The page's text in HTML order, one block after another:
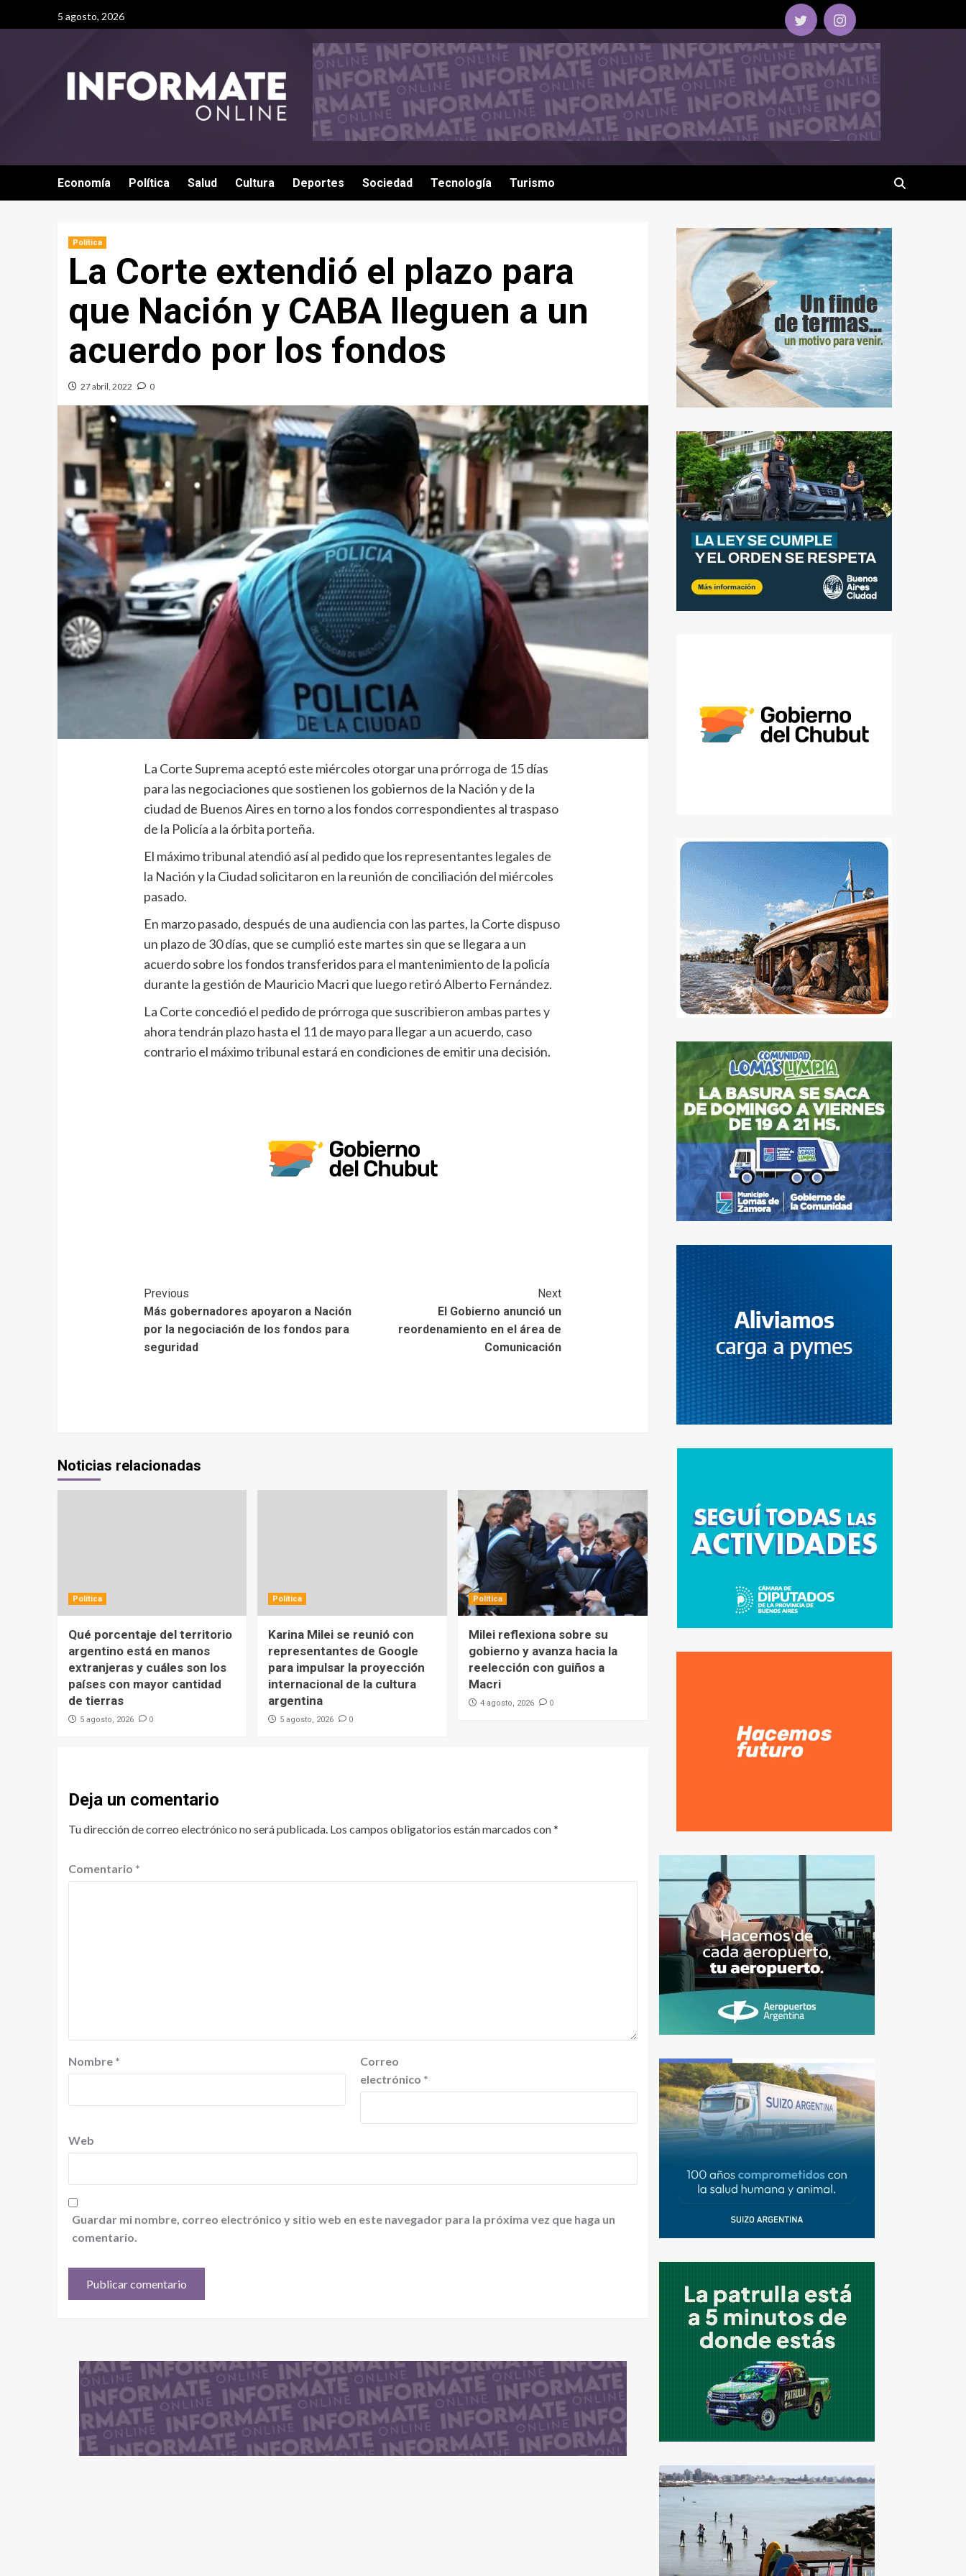
5 agosto, 2026
Economía Política Salud Cultura Deportes Sociedad Tecnología Turismo
Política
La Corte extendió el plazo para
que Nación y CABA lleguen a un
acuerdo por los fondos
27 abril, 2022 0
La Corte Suprema aceptó este miércoles otorgar una prórroga de 15 días
para las negociaciones que sostienen los gobiernos de la Nación y de la
ciudad de Buenos Aires en torno a los fondos correspondientes al traspaso
de la Policía a la órbita porteña.
El máximo tribunal atendió así al pedido que los representantes legales de
la Nación y la Ciudad solicitaron en la reunión de conciliación del miércoles
pasado.
En marzo pasado, después de una audiencia con las partes, la Corte dispuso
un plazo de 30 días, que se cumplió este martes sin que se llegara a un
acuerdo sobre los fondos transferidos para el mantenimiento de la policía
durante la gestión de Mauricio Macri que luego retiró Alberto Fernández.
La Corte concedió el pedido de prórroga que suscribieron ambas partes y
ahora tendrán plazo hasta el 11 de mayo para llegar a un acuerdo, caso
contrario el máximo tribunal estará en condiciones de emitir una decisión.
Previous
Más gobernadores apoyaron a Nación
por la negociación de los fondos para
seguridad
Next
El Gobierno anunció un
reordenamiento en el área de
Comunicación
Noticias relacionadas
Política
Qué porcentaje del territorio
argentino está en manos
extranjeras y cuáles son los
países con mayor cantidad
de tierras
5 agosto, 2026 0
Política
Karina Milei se reunió con
representantes de Google
para impulsar la proyección
internacional de la cultura
argentina
5 agosto, 2026 0
Política
Milei reflexiona sobre su
gobierno y avanza hacia la
reelección con guiños a
Macri
4 agosto, 2026 0
Deja un comentario
Tu dirección de correo electrónico no será publicada. Los campos obligatorios están marcados con*
Comentario *
Nombre *
Correo
electrónico *
Web
Guardar mi nombre, correo electrónico y sitio web en este navegador para la próxima vez que haga un
comentario.